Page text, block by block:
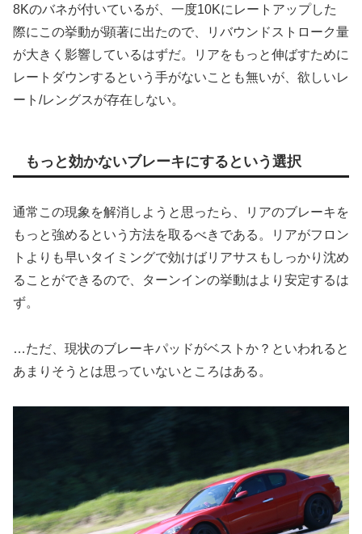
8Kのバネが付いているが、一度10Kにレートアップした
際にこの挙動が顕著に出たので、リバウンドストローク量
が大きく影響しているはずだ。リアをもっと伸ばすために
レートダウンするという手がないことも無いが、欲しいレ
ート/レングスが存在しない。
もっと効かないブレーキにするという選択
通常この現象を解消しようと思ったら、リアのブレーキを
もっと強めるという方法を取るべきである。リアがフロン
トよりも早いタイミングで効けばリアサスもしっかり沈め
ることができるので、ターンインの挙動はより安定するは
ず。
…ただ、現状のブレーキパッドがベストか？といわれると
あまりそうとは思っていないところはある。